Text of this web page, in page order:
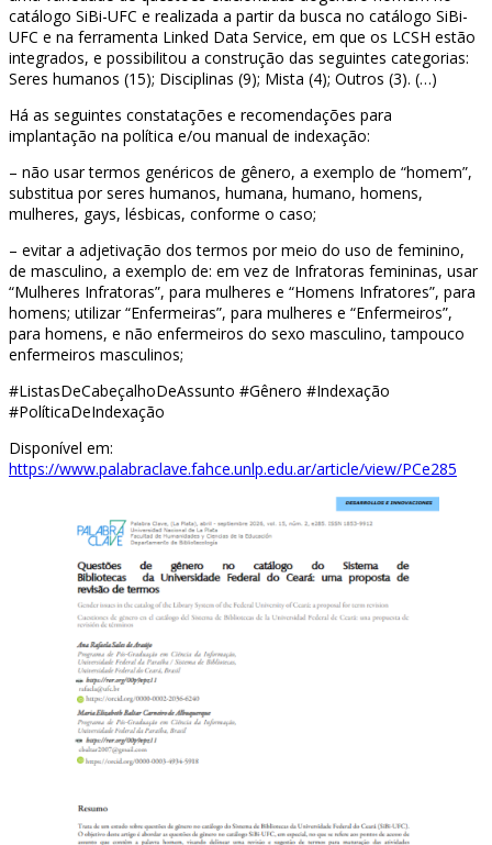
catálogo SiBi-UFC e realizada a partir da busca no catálogo SiBi-
UFC e na ferramenta Linked Data Service, em que os LCSH estão
integrados, e possibilitou a construção das seguintes categorias:
Seres humanos (15); Disciplinas (9); Mista (4); Outros (3). (…)
Há as seguintes constatações e recomendações para
implantação na política e/ou manual de indexação:
– não usar termos genéricos de gênero, a exemplo de “homem”,
substitua por seres humanos, humana, humano, homens,
mulheres, gays, lésbicas, conforme o caso;
– evitar a adjetivação dos termos por meio do uso de feminino,
de masculino, a exemplo de: em vez de Infratoras femininas, usar
“Mulheres Infratoras”, para mulheres e “Homens Infratores”, para
homens; utilizar “Enfermeiras”, para mulheres e “Enfermeiros”,
para homens, e não enfermeiros do sexo masculino, tampouco
enfermeiros masculinos;
#ListasDeCabeçalhoDeAssunto #Gênero #Indexação
#PolíticaDeIndexação
Disponível em:
https://www.palabraclave.fahce.unlp.edu.ar/article/view/PCe285